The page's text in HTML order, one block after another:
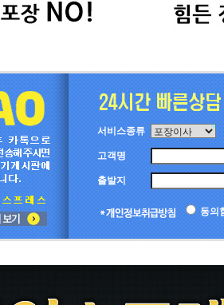
서비스종류
고객명
출발지
동의